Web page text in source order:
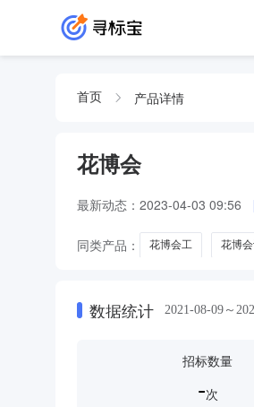
首页 产品详情
花博会
最新动态： 2023-04-03 09:56
同类产品： 花博会工 花博
数据统计 2021-08-09～
招标数量
-次